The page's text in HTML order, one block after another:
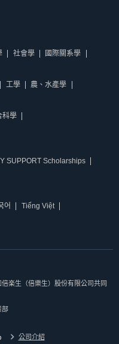
社會學 國際關系學
工學 農、水產學
科學
SUPPORT Scholarships
어
Tiếng Việt
楽生（倍樂生）股份有限公司共同
部
公司介紹